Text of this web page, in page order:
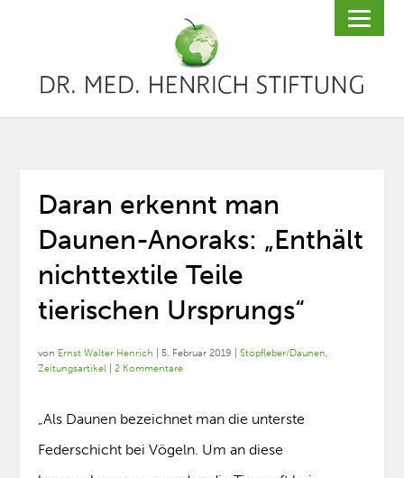
Daran erkennt man
Daunen-Anoraks: „Enthält
nichttextile Teile
tierischen Ursprungs“
von Ernst Walter Henrich |5. Februar 2019 |Stopfleber/Daunen,
Zeitungsartikel |2 Kommentare
„Als Daunen bezeichnet man die unterste
Federschicht bei Vögeln. Um an diese